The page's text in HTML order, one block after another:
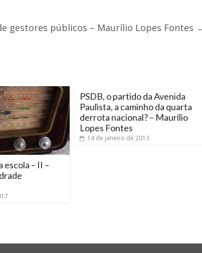
gestores públicos – Maurílio Lopes Fontes
escola – II –
PSDB, o partido da Avenida
Paulista, a caminho da quarta
derrota nacional? – Maurílio
Lopes Fontes
14 de janeiro de 2013